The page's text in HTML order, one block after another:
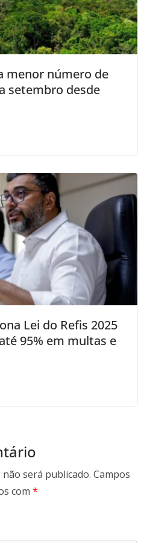
menor número de
setembro desde
Lei do Refis 2025
95% em multas e
será publicado. Campos
com *